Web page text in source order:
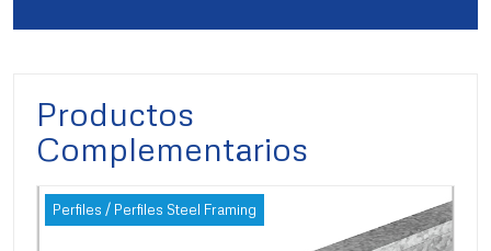
Productos
Complementarios
Perfiles / Perfiles Steel Framing